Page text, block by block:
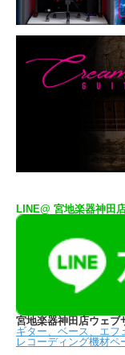
LINE@ 宮地楽器神田
宮地楽器神田店ウェブ
ギター、ベース、エフ
レコーディング機材ペ